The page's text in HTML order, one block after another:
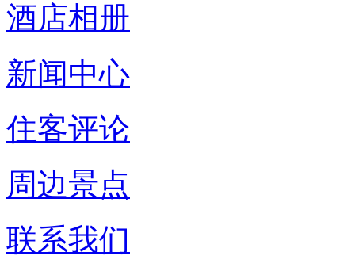
酒店相册
新闻中心
住客评论
周边景点
联系我们